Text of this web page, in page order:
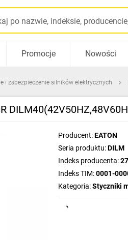
Promocje Nowości
i zabezpieczenie silników elektrycznych
Producent:EATON
Seria produktu:DILM
Indeks producenta:
Indeks TIM:0001-
Kategoria:Styczniki